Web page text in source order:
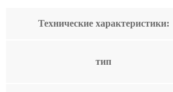
Технические характеристики:
тип